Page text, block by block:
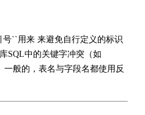
号``用来 来避免自行定义的标识
SQL中的关键字冲突（如
一般的，表名与字段名都使用反